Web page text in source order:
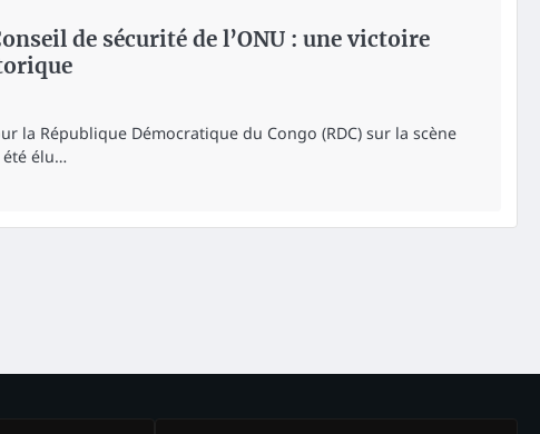
de sécurité de l’ONU : une victoire
la République Démocratique du Congo (RDC) sur la scène
été élu…